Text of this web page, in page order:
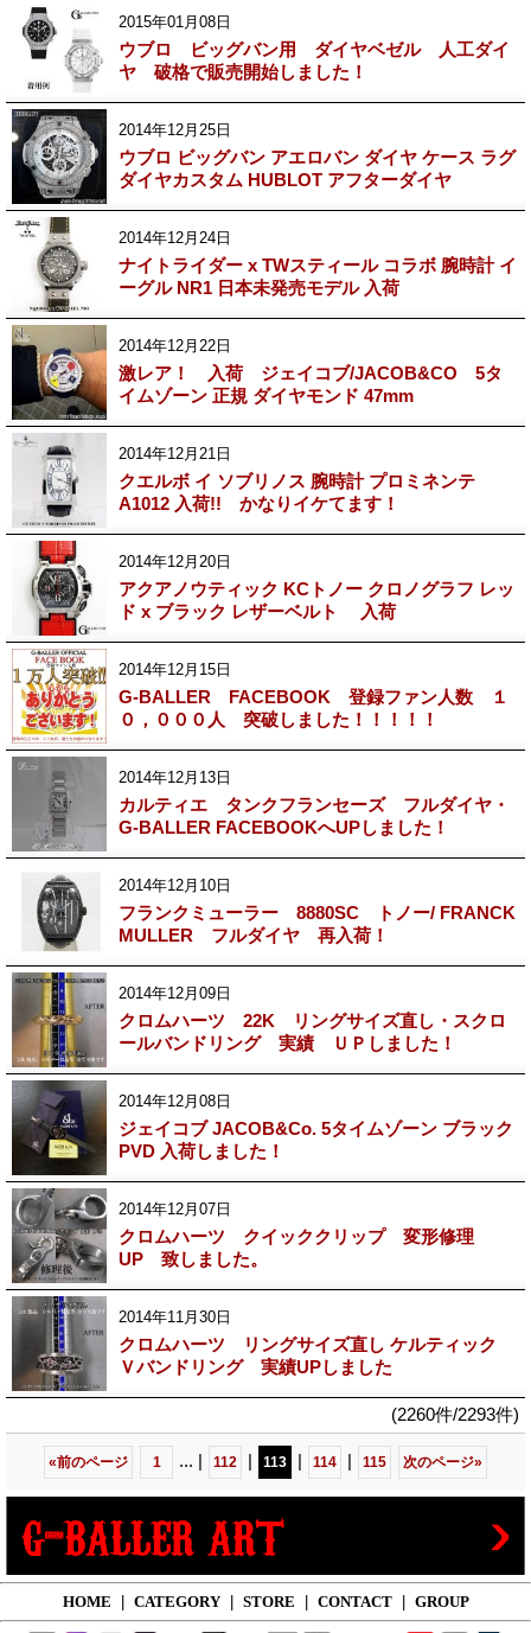
2015年01月08日
ウブロ ビッグバン用 ダイヤベゼル 人工ダイ
ヤ 破格で販売開始しました！
2014年12月25日
ウブロ ビッグバン アエロバン ダイヤ ケース ラグ
ダイヤカスタム HUBLOT アフターダイヤ
2014年12月24日
ナイトライダー x TWスティール コラボ 腕時計 イ
ーグル NR1 日本未発売モデル 入荷
2014年12月22日
激レア！ 入荷 ジェイコブ/JACOB&CO 5タ
イムゾーン 正規 ダイヤモンド 47mm
2014年12月21日
クエルボ イ ソブリノス 腕時計 プロミネンテ
A1012 入荷!! かなりイケてます！
2014年12月20日
アクアノウティック KCトノー クロノグラフ レッ
ド x ブラック レザーベルト 入荷
2014年12月15日
G-BALLER FACEBOOK 登録ファン人数 １
０，０００人 突破しました！！！！！
2014年12月13日
カルティエ タンクフランセーズ フルダイヤ・
G-BALLER FACEBOOKへUPしました！
2014年12月10日
フランクミューラー 8880SC トノー/ FRANCK
MULLER フルダイヤ 再入荷！
2014年12月09日
クロムハーツ 22K リングサイズ直し・スクロ
ールバンドリング 実績 ＵＰしました！
2014年12月08日
ジェイコブ JACOB&Co. 5タイムゾーン ブラック
PVD 入荷しました！
2014年12月07日
クロムハーツ クイッククリップ 変形修理
UP 致しました。
2014年11月30日
クロムハーツ リングサイズ直し ケルティック
Ｖバンドリング 実績UPしました
(2260件/2293件)
«前のページ 1 ... | 112 | 113 | 114 | 115 次のページ»
HOME | CATEGORY | STORE | CONTACT | GROUP